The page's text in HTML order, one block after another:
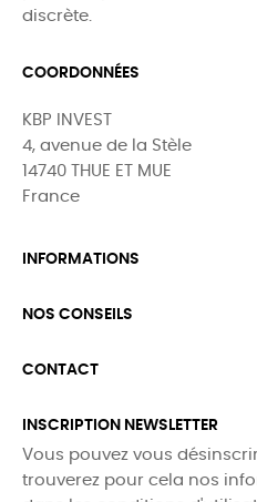
discrète.
COORDONNÉES
KBP INVEST
4, avenue de la Stèle
14740 THUE ET MUE
France
INFORMATIONS
NOS CONSEILS
CONTACT
INSCRIPTION NEWSLETTER
Vous pouvez vous
trouverez pour cela nos